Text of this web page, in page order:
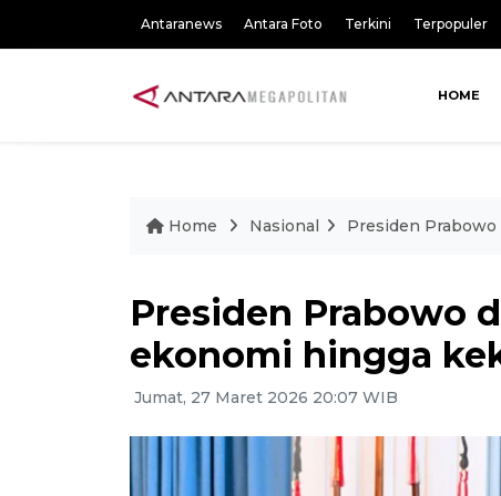
Antaranews Antara Foto Terkini Terpopuler
HOME
Home Nasional Presiden
Presiden Prabowo
ekonomi hingga
Jumat, 27 Maret 2026 20:07 WIB